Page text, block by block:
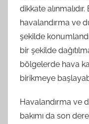
dikkate
havalandırma ve
şekilde
bir şekilde
bölgelerde hava
birikmeye
Havalandırma ve
bakımı da son